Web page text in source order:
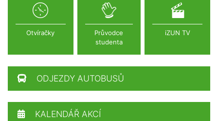
Otvíračky
Průvodce
studenta
iZUN TV
ODJEZDY AUTOBUSŮ
KALENDÁŘ AKCÍ